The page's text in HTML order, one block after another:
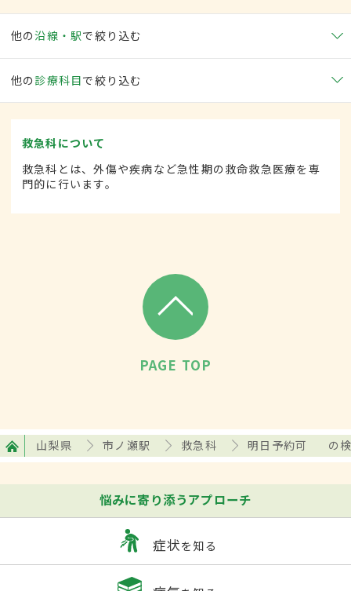
他の沿線・駅で絞り込む
他の 診療科目で絞り込む
救急科について
救急科とは、外傷や疾病など急性期の救命救急医療を専
門的に行います。
PAGE TOP
山梨県 市ノ瀬駅 救急科 明日予約可 の
悩みに寄り添うアプローチ
症状を知る